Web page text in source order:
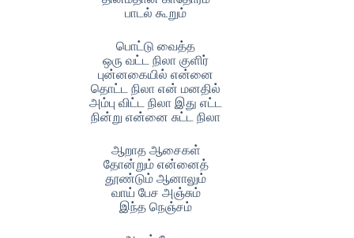
பாடல் கூறும்
பொட்டு வைத்த
ஒரு வட்ட நிலா குளிர்
புன்னகையில் என்னை
தொட்ட நிலா என் மனதில்
அம்பு விட்ட நிலா இது எட்ட
நின்று என்னை சுட்ட நிலா
ஆறாத ஆசைகள்
தோன்றும் என்னைத்
தூண்டும் ஆனாலும்
வாய் பேச அஞ்சும்
இந்த நெஞ்சம்